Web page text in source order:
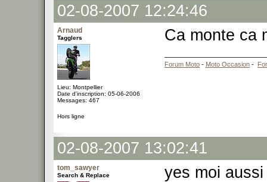
02-08-2007 12:24:46
Arnaud
Tagglers
Lieu: Montpellier
Date d'inscription: 05-06-2006
Messages: 467
Ca monte ca
Forum Moto - Moto Occasion -
Hors ligne
02-08-2007 13:02:41
tom_sawyer
Search & Replace
yes moi